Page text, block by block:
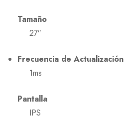
Tamaño
27″
Frecuencia de Actualización
1ms
Pantalla
IPS